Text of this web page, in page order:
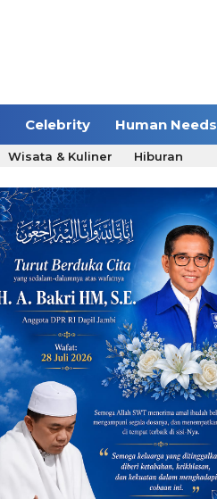
Celebrity Human Needs
Wisata & Kuliner Hiburan